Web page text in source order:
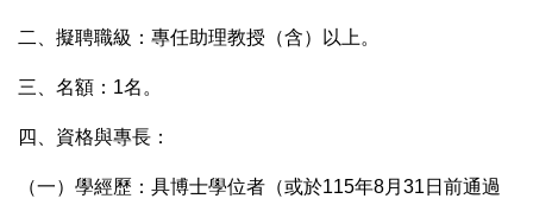
二、擬聘職級：專任助理教授（含）以上。
三、名額：1名。
四、資格與專長：
（一）學經歷：具博士學位者（或於115年8月31日前通過